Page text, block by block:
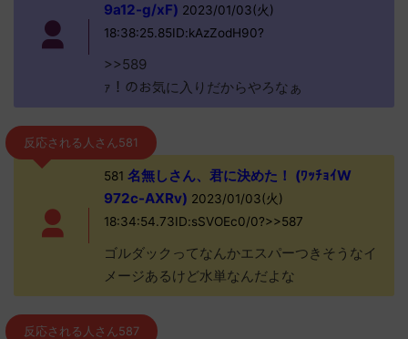
9a12-g/xF) 2023/01/03(火)
18:38:25.85ID:kAzZodH90?
>>589
ｧ！のお気に入りだからやろなぁ
反応される人さん581
581 名無しさん、君に決めた！ (ﾜｯﾁｮｲW
972c-AXRv) 2023/01/03(火)
18:34:54.73ID:sSVOEc0/0?>>587
ゴルダックってなんかエスパーつきそうなイ
メージあるけど水単なんだよな
反応される人さん587